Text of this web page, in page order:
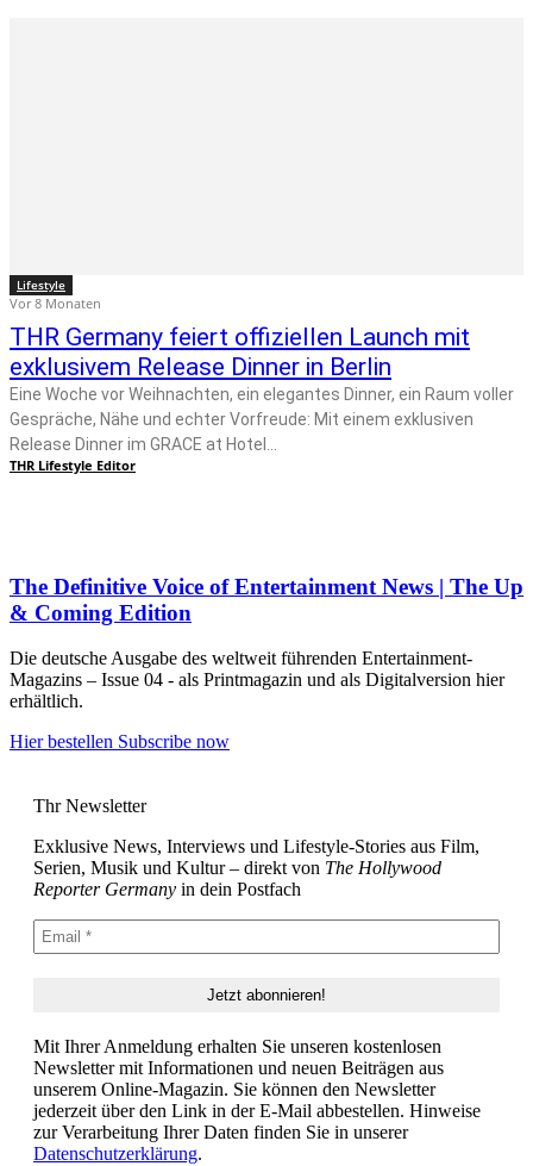
Lifestyle
Vor 8 Monaten
THR Germany feiert offiziellen Launch mit
exklusivem Release Dinner in Berlin
Eine Woche vor Weihnachten, ein elegantes Dinner, ein Raum voller
Gespräche, Nähe und echter Vorfreude: Mit einem exklusiven
Release Dinner im GRACE at Hotel...
THR Lifestyle Editor
The Definitive Voice of Entertainment News | The Up
& Coming Edition
Die deutsche Ausgabe des weltweit führenden Entertainment-
Magazins – Issue 04 - als Printmagazin und als Digitalversion hier
erhältlich.
Hier bestellen Subscribe now
Thr Newsletter
Exklusive News, Interviews und Lifestyle-Stories aus Film,
Serien, Musik und Kultur – direkt von The Hollywood
Reporter Germany in dein Postfach
Mit Ihrer Anmeldung erhalten Sie unseren kostenlosen
Newsletter mit Informationen und neuen Beiträgen aus
unserem Online-Magazin. Sie können den Newsletter
jederzeit über den Link in der E-Mail abbestellen. Hinweise
zur Verarbeitung Ihrer Daten finden Sie in unserer
Datenschutzerklärung.